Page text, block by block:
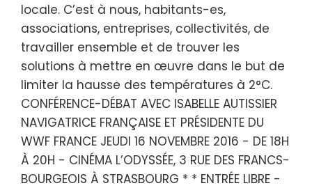
locale. C’est à nous, habitants-es,
associations, entreprises, collectivités, de
travailler ensemble et de trouver les
solutions à mettre en œuvre dans le but de
limiter la hausse des températures à 2°C.
CONFÉRENCE-DÉBAT AVEC ISABELLE AUTISSIER
NAVIGATRICE FRANÇAISE ET PRÉSIDENTE DU
WWF FRANCE JEUDI 16 NOVEMBRE 2016 - DE 18H
À 20H - CINÉMA L’ODYSSÉE, 3 RUE DES FRANCS-
BOURGEOIS À STRASBOURG * * ENTRÉE LIBRE -